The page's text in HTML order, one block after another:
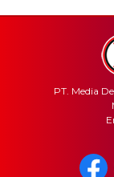
PT. Media